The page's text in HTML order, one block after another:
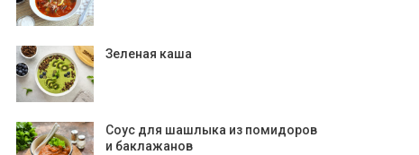
Зеленая каша
Соус для шашлыка из помидоров
и баклажанов